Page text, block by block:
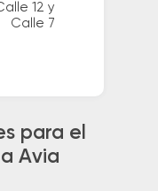
12 y
Calle 7
para el
Avia